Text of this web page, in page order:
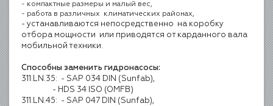
- компактные размеры и малый вес,
- работа в различных климатических районах,
- устанавливаются непосредственно на коробку
отбора мощности или приводятся от карданного вала
мобильной техники.
Способны заменить гидронасосы:
311.LN.35: - SAP 034 DIN (Sunfab),
- HDS 34 ISO (OMFB)
311.LN.45: - SAP 047 DIN (Sunfab),